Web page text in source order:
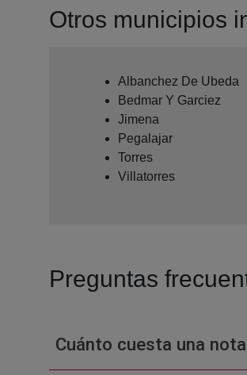
Otros municipios
Albanchez De Ubeda
Bedmar Y Garciez
Jimena
Pegalajar
Torres
Villatorres
Preguntas
Cuánto cuesta una